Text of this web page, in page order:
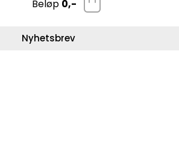
Favoritter
Beløp 0,-
Nyhetsbrev